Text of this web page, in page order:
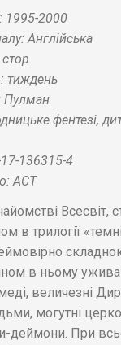
1995-2000
Англійська
тиждень
Пулман
фентезі,
136315-4
АСТ
Всесвіт,
в трилогії
в ньому
величезні
могутні
деймони. При